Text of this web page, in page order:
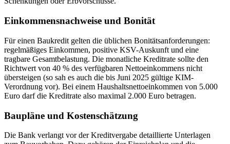
Einkommensnachweise und Bonität
Für einen Baukredit gelten die üblichen Bonitätsanforderungen:
regelmäßiges Einkommen, positive KSV-Auskunft und eine
tragbare Gesamtbelastung. Die monatliche Kreditrate sollte den
Richtwert von 40 % des verfügbaren Nettoeinkommens nicht
übersteigen (so sah es auch die bis Juni 2025 gültige KIM-
Verordnung vor). Bei einem Haushaltsnettoeinkommen von 5.000
Euro darf die Kreditrate also maximal 2.000 Euro betragen.
Baupläne und Kostenschätzung
Die Bank verlangt vor der Kreditvergabe detaillierte Unterlagen